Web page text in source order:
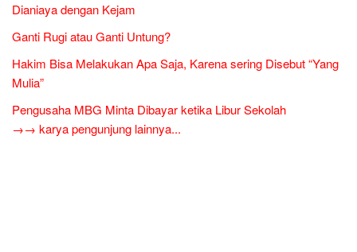
Dianiaya dengan Kejam
Ganti Rugi atau Ganti Untung?
Hakim Bisa Melakukan Apa Saja, Karena sering Disebut “Yang
Mulia”
Pengusaha MBG Minta Dibayar ketika Libur Sekolah
→→ karya pengunjung lainnya...